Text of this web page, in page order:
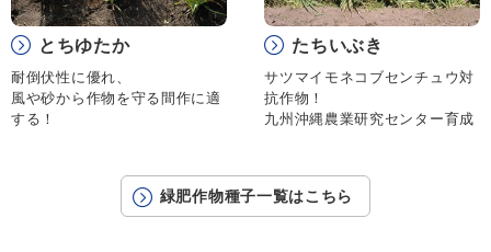
とちゆたか
耐倒伏性に優れ、
風や砂から作物を守る間作に適
する！
たちいぶき
サツマイモネコブセンチュウ対
抗作物！
九州沖縄農業研究センター育成
緑肥作物種子一覧はこちら